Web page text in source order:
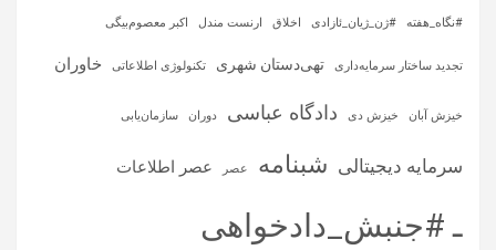
#نگاه_هفته #ژن_ژیان_ئازادی اخلاق ارنست مندل اکبر معصوم‌بیگی
تجدید ساختار سرمایه‌داری تهی‌دستان شهری تکنولوژی اطلاعاتی خاوران
خیزش آبان خیزش دی دادگاه عباسی دوران سازمان‌یابی
سرمایه‌ دیجیتالی شبنامه عصر عصر اطلاعات
ـ #جنبش_دادخواهی